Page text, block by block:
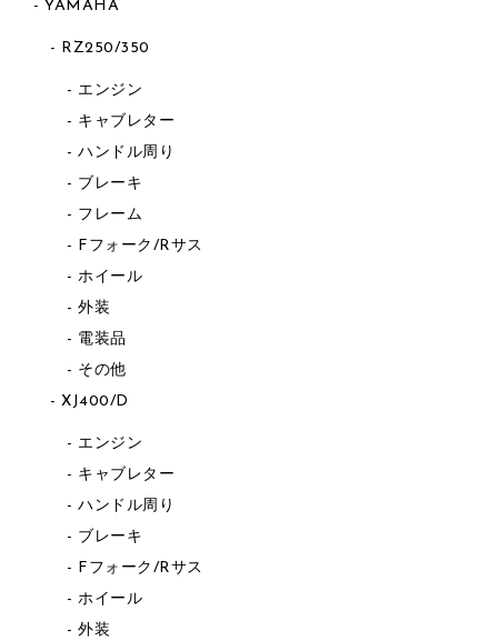
YAMAHA
RZ250/350
エンジン
キャブレター
ハンドル周り
ブレーキ
フレーム
Fフォーク/Rサス
ホイール
外装
電装品
その他
XJ400/D
エンジン
キャブレター
ハンドル周り
ブレーキ
Fフォーク/Rサス
ホイール
外装